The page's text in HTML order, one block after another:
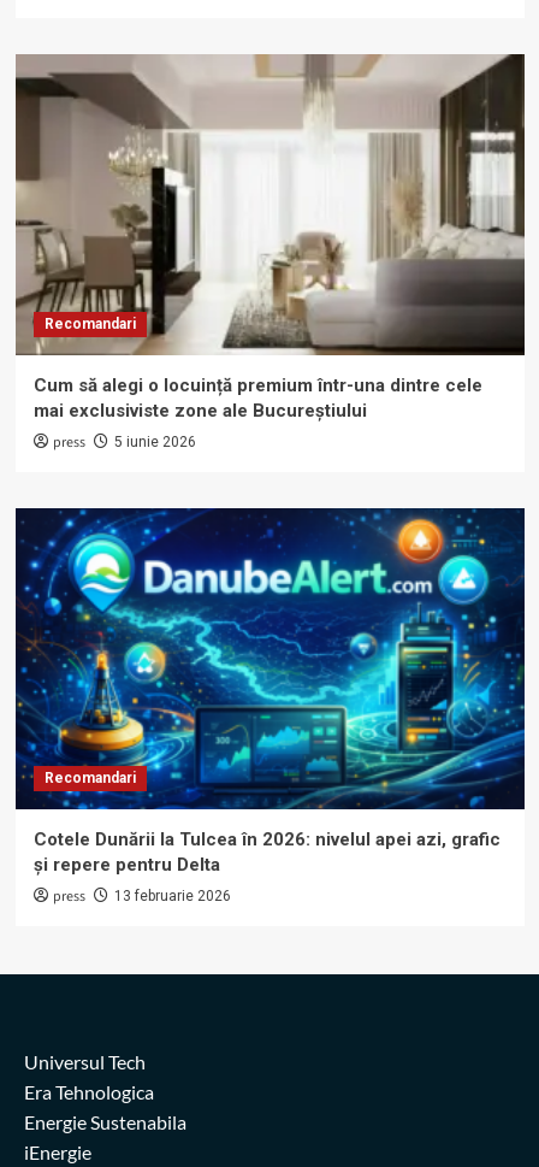
Recomandari
Cum să alegi o locuință premium într-una dintre cele
mai exclusiviste zone ale Bucureștiului
press 5 iunie 2026
Recomandari
Cotele Dunării la Tulcea în 2026: nivelul apei azi, grafic
și repere pentru Delta
press 13 februarie 2026
Universul Tech
Era Tehnologica
Energie Sustenabila
iEnergie